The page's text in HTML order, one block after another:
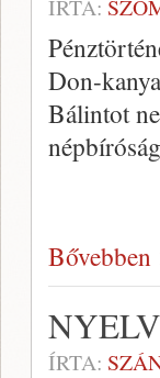
ÍRTA:
Don-
Bálintot
Bővebben
ÍRTA: